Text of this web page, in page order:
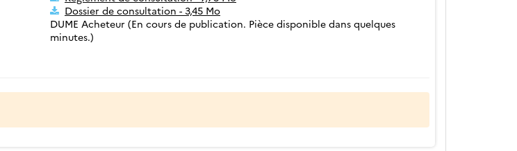
Dossier de consultation - 3,45 Mo
DUME Acheteur (En cours de publication. Pièce disponible dans quelques
minutes.)